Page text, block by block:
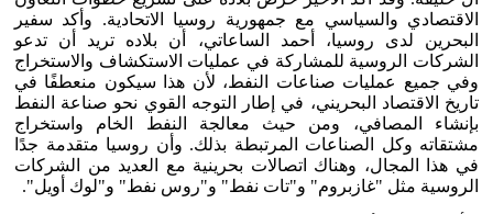
الاقتصادي والسياسي مع جمهورية روسيا الاتحادية. وأكد سفير
البحرين لدى روسيا، أحمد الساعاتي، أن بلاده تريد أن تدعو
الشركات الروسية للمشاركة في عمليات الاستكشاف والاستخراج
وفي جميع عمليات صناعات النفط، لأن هذا سيكون منعطفًا في
تاريخ الاقتصاد البحريني، في إطار التوجه القوي نحو صناعة النفط
بإنشاء المصافي، ومن حيث معالجة النفط الخام واستخراج
مشتقاته وكل الصناعات المرتبطة بذلك. وأن روسيا متقدمة جدًا
في هذا المجال، وهناك اتصالات بحرينية مع العديد من الشركات
الروسية مثل "غازبروم" و"تات نفط" و"روس نفط" و"لوك أويل".